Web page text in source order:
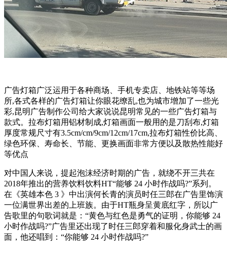
广告灯箱广泛运用于各种商场、手机专卖店、地铁站等等场
所,各式各样的广告灯箱让你眼花缭乱,也为城市增加了一些光
彩,昆明广告制作公司给大家说说昆明常见的一些广告灯箱与
款式。拉布灯箱用铝材制成,灯箱画面一般用的是刀刮布,灯箱
厚度常规尺寸有3.5cm/cm/9cm/12cm/17cm,拉布灯箱性价比高、
绿色环保、寿命长、节能、更换画面非常方便以及散热性能好
等优点
对中国人来说，提起泡沫经济时期的广告，就绕不开三共在
2018年推出的营养饮料饮料HT“能够 24 小时作战吗?”系列。
在《英雄本色 3 》中出演何长青的演员时任三郎在广告里饰演
一位满世界出差的上班族。由于HT瓶身呈黄底红字，所以广
告歌里的句歌词就是：“黄色与红色是勇气的证明，你能够 24
小时作战吗?”广告里还出现了时任三郎穿着和服化身武士的画
面，他还唱到：“你能够 24 小时作战吗?”